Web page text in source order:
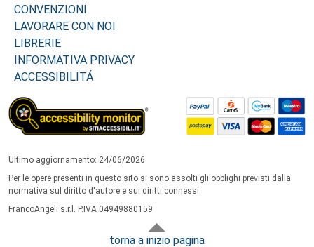
CONVENZIONI
LAVORARE CON NOI
LIBRERIE
INFORMATIVA PRIVACY
ACCESSIBILITÁ
Ultimo aggiornamento: 24/06/2026
Per le opere presenti in questo sito si sono assolti gli obblighi previsti dalla
normativa sul diritto d'autore e sui diritti connessi.
FrancoAngeli s.r.l. P.IVA 04949880159
torna a inizio pagina